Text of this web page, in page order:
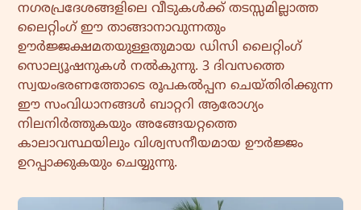
നഗരപ്രദേശങ്ങളിലെ വീടുകൾക്ക് തടസ്സമില്ലാത്ത
ലൈറ്റിംഗ് ഈ താങ്ങാനാവുന്നതും
ഊർജ്ജക്ഷമതയുള്ളതുമായ ഡിസി ലൈറ്റിംഗ്
സൊല്യൂഷനുകൾ നൽകുന്നു. 3 ദിവസത്തെ
സ്വയംഭരണത്തോടെ രൂപകൽപ്പന ചെയ്‌തിരിക്കുന്ന
ഈ സംവിധാനങ്ങൾ ബാറ്ററി ആരോഗ്യം
നിലനിർത്തുകയും അങ്ങേയറ്റത്തെ
കാലാവസ്ഥയിലും വിശ്വസനീയമായ ഊർജ്ജം
ഉറപ്പാക്കുകയും ചെയ്യുന്നു.